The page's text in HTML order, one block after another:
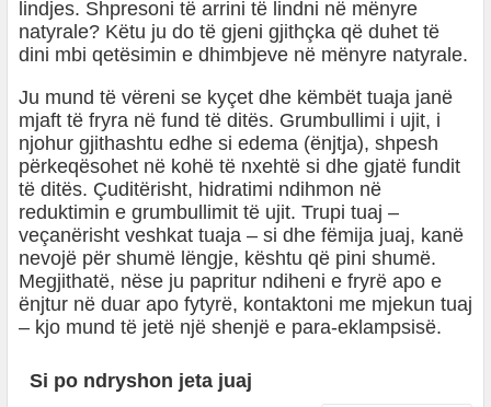
lindjes. Shpresoni të arrini të lindni në mënyre
natyrale? Këtu ju do të gjeni gjithçka që duhet të
dini mbi qetësimin e dhimbjeve në mënyre natyrale.
Ju mund të vëreni se kyçet dhe këmbët tuaja janë
mjaft të fryra në fund të ditës. Grumbullimi i ujit, i
njohur gjithashtu edhe si edema (ënjtja), shpesh
përkeqësohet në kohë të nxehtë si dhe gjatë fundit
të ditës. Çuditërisht, hidratimi ndihmon në
reduktimin e grumbullimit të ujit. Trupi tuaj –
veçanërisht veshkat tuaja – si dhe fëmija juaj, kanë
nevojë për shumë lëngje, kështu që pini shumë.
Megjithatë, nëse ju papritur ndiheni e fryrë apo e
ënjtur në duar apo fytyrë, kontaktoni me mjekun tuaj
– kjo mund të jetë një shenjë e para-eklampsisë.
Si po ndryshon jeta juaj